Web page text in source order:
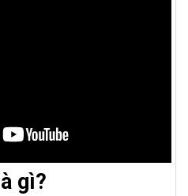
gì?